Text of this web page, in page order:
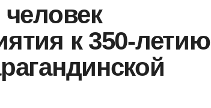
к 350-летию